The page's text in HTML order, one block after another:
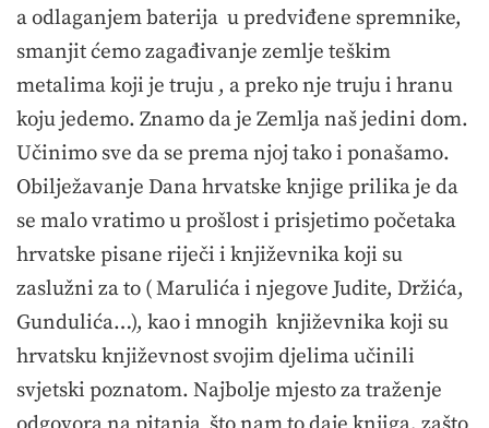
a odlaganjem baterija u predviđene spremnike,
smanjit ćemo zagađivanje zemlje teškim
metalima koji je truju , a preko nje truju i hranu
koju jedemo. Znamo da je Zemlja naš jedini dom.
Učinimo sve da se prema njoj tako i ponašamo.
Obilježavanje Dana hrvatske knjige prilika je da
se malo vratimo u prošlost i prisjetimo početaka
hrvatske pisane riječi i književnika koji su
zaslužni za to ( Marulića i njegove Judite, Držića,
Gundulića…), kao i mnogih književnika koji su
hrvatsku književnost svojim djelima učinili
svjetski poznatom. Najbolje mjesto za traženje